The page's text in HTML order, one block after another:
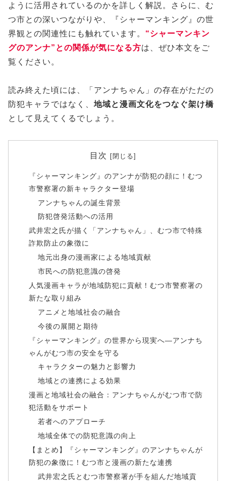
ように活用されているのかを詳しく解説。さらに、む
つ市との深いつながりや、『シャーマンキング』の世
界観との関連性にも触れています。 “シャーマンキン
グのアンナ”との関係が気になる方は、ぜひ本文をご
覧ください。
読み終えた頃には、「アンナちゃん」の存在がただの
防犯キャラではなく、 地域と漫画文化をつなぐ架け橋
として見えてくるでしょう。
目次
『シャーマンキング』のアンナが防犯の顔に！むつ
市警察署の新キャラクター登場
アンナちゃんの誕生背景
防犯啓発活動への活用
武井宏之氏が描く「アンナちゃん」、むつ市で特殊
詐欺防止の象徴に
地元出身の漫画家による地域貢献
市民への防犯意識の啓発
人気漫画キャラが地域防犯に貢献！むつ市警察署の
新たな取り組み
アニメと地域社会の融合
今後の展開と期待
『シャーマンキング』の世界から現実へ—アンナち
ゃんがむつ市の安全を守る
キャラクターの魅力と影響力
地域との連携による効果
漫画と地域社会の融合：アンナちゃんがむつ市で防
犯活動をサポート
若者へのアプローチ
地域全体での防犯意識の向上
【まとめ】『シャーマンキング』のアンナちゃんが
防犯の象徴に！むつ市と漫画の新たな連携
武井宏之氏とむつ市警察署が手を組んだ地域貢